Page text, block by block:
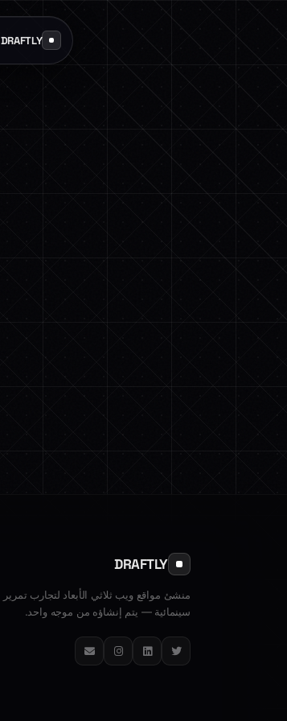
DRAFTLY
DRAFTLY
منشئ مواقع ويب ثلاثي الأبعاد لتجارب تمرير
سينمائية — يتم إنشاؤه من موجه واحد.
تويتر لينكدإنإنستغرامالبريد الإلكتروني